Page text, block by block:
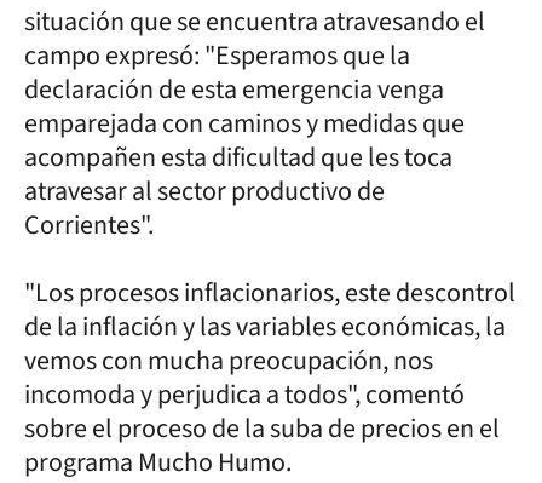
situación que se encuentra atravesando el
campo expresó: "Esperamos que la
declaración de esta emergencia venga
emparejada con caminos y medidas que
acompañen esta dificultad que les toca
atravesar al sector productivo de
Corrientes".
"Los procesos inflacionarios, este descontrol
de la inflación y las variables económicas, la
vemos con mucha preocupación, nos
incomoda y perjudica a todos", comentó
sobre el proceso de la suba de precios en el
programa Mucho Humo.